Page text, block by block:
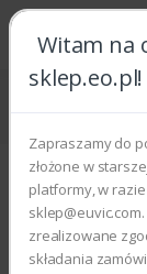
Witam na
sklep.eo.pl!
Zapraszamy do
złożone w
platformy, w
zrealizowane
składania
Strona główna